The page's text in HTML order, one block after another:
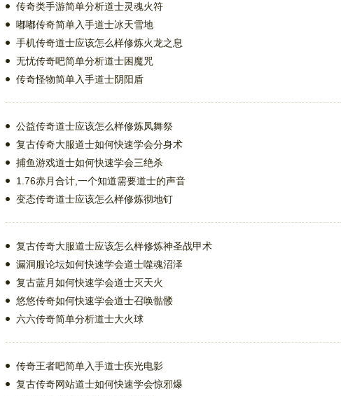
传奇类手游简单分析道士灵魂火符
嘟嘟传奇简单入手道士冰天雪地
手机传奇道士应该怎么样修炼火龙之息
无忧传奇吧简单分析道士困魔咒
传奇怪物简单入手道士阴阳盾
公益传奇道士应该怎么样修炼凤舞祭
复古传奇大服道士如何快速学会分身术
捕鱼游戏道士如何快速学会三绝杀
1.76赤月合计,一个知道需要道士的声音
变态传奇道士应该怎么样修炼彻地钉
复古传奇大服道士应该怎么样修炼神圣战甲术
漏洞服论坛如何快速学会道士噬魂沼泽
复古蓝月如何快速学会道士灭天火
悠悠传奇如何快速学会道士召唤骷髅
六六传奇简单分析道士大火球
传奇王者吧简单入手道士疾光电影
复古传奇网站道士如何快速学会惊邪爆